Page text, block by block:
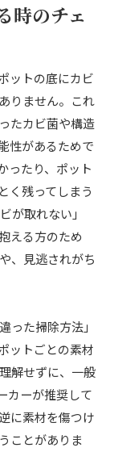
時のチェ
ットの底にカビ
りません。これ
たカビ菌や構造
性があるためで
ったり、ポット
く残ってしまう
が取れない」
える方のため
、見逃されがち
った掃除方法」
ットごとの素材
解せずに、一般
カーが推奨して
に素材を傷つけ
ことがありま